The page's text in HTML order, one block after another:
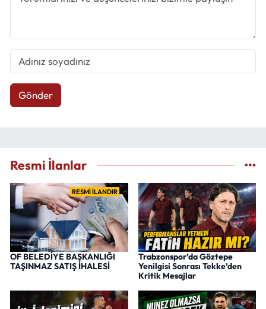
Gönder
Resmi İlanlar
RESMİ İLANDIR
OF BELEDİYE BAŞKANLIĞI
TAŞINMAZ SATIŞ İHALESİ
Trabzonspor’da Göztepe
Yenilgisi Sonrası Tekke’den
Kritik Mesajlar